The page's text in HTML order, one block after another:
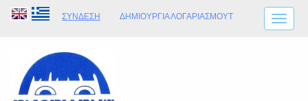
ΣΎΝΔΕΣΗ ΔΗΜΙΟΥΡΓΊΑ ΛΟΓΑΡΙΑΣΜΟΎT
ΩΡΆΡΙΟ ΚΑΤΑΣΤΉΜΑΤΟΣ